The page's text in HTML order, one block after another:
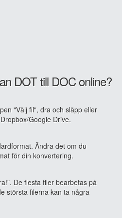
DOT till DOC online?
"Välj fil", dra och släpp eller
Google Drive.
Ändra det om du
för din konvertering.
De flesta filer bearbetas på
största filerna kan ta några